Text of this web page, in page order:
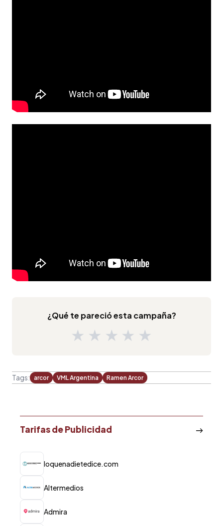
¿Qué te pareció esta campaña?
★ ★ ★ ★ ★
Tags: arcor VML Argentina Ramen Arcor
Tarifas de Publicidad
loquenadietedice.com
Altermedios
Admira